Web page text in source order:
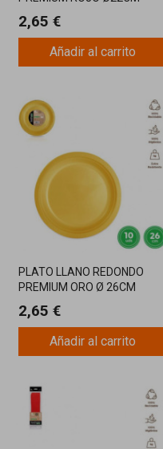
2,65 €
Añadir al carrito
PLATO LLANO REDONDO
PREMIUM ORO Ø 26CM
2,65 €
Añadir al carrito